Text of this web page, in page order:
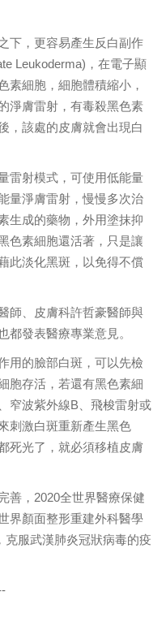
下，更容易產生反白副作
Leukoderma)，在電子顯
素細胞，細胞體積縮小，
淨膚雷射，有毒殺黑色素
，該處的皮膚就會出現白
雷射模式，可使用低能量
量淨膚雷射，慢慢多次治
生成的藥物，外用塗抹抑
色素細胞還活著，只是讓
此淡化黑斑，以免得不償
師、皮膚科許哲豪醫師與
都發表醫療專業意見。
用的臉部白斑，可以先檢
胞存活，若還有黑色素細
窄波紫外線B、飛梭雷射或
刺激白斑重新產生黑色
死光了，就必須移植皮膚
善，2020全世界醫療保健
界顏面整形重建外科醫學
服武漢肺炎冠狀病毒的疫